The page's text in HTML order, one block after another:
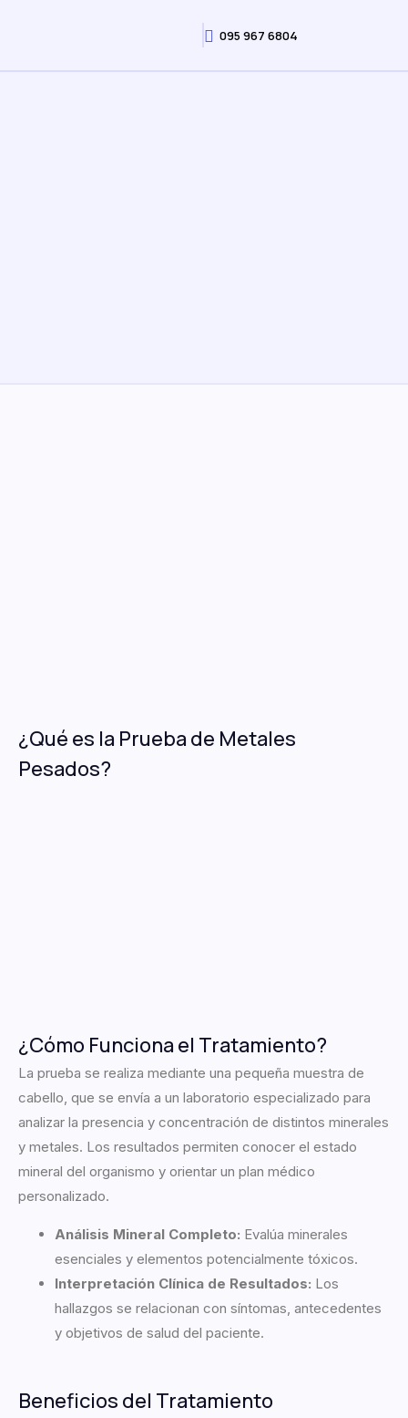
095 967 6804
¿Qué es la Prueba de Metales
Pesados?
¿Cómo Funciona el Tratamiento?
La prueba se realiza mediante una pequeña muestra de
cabello, que se envía a un laboratorio especializado para
analizar la presencia y concentración de distintos minerales
y metales. Los resultados permiten conocer el estado
mineral del organismo y orientar un plan médico
personalizado.
Análisis Mineral Completo: Evalúa minerales
esenciales y elementos potencialmente tóxicos.
Interpretación Clínica de Resultados: Los
hallazgos se relacionan con síntomas, antecedentes
y objetivos de salud del paciente.
Beneficios del Tratamiento